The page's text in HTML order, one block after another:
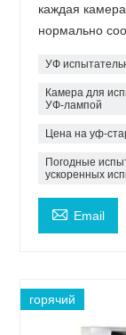
каждая
нормально
УФ
Камера для
УФ-лампой
Цена на уф-
Погодные
ускоренных
 Email
горячий